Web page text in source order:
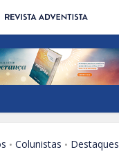
• Colunistas • Destaques